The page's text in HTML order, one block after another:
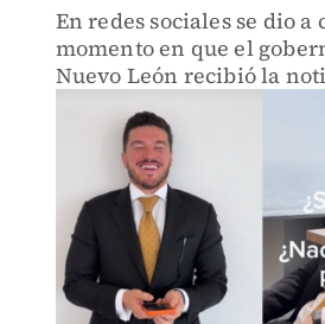
En redes sociales se dio a
momento en que el
Nuevo León recibió la